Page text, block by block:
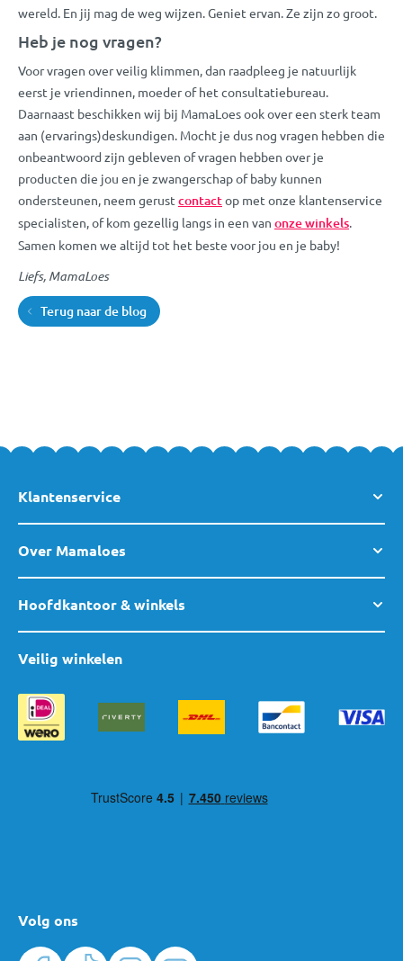
wereld. En jij mag de weg wijzen. Geniet ervan. Ze zijn zo groot.
Heb je nog vragen?
Voor vragen over veilig klimmen, dan raadpleeg je natuurlijk
eerst je vriendinnen, moeder of het consultatiebureau.
Daarnaast beschikken wij bij MamaLoes ook over een sterk team
aan (ervarings)deskundigen. Mocht je dus nog vragen hebben die
onbeantwoord zijn gebleven of vragen hebben over je
producten die jou en je zwangerschap of baby kunnen
ondersteunen, neem gerust contactop met onze klantenservice
specialisten, of kom gezellig langs in een van onze winkels.
Samen komen we altijd tot het beste voor jou en je baby!
Liefs, MamaLoes
Terug naar de blog
Klantenservice
Over Mamaloes
Hoofdkantoor & winkels
Volg ons
Veilig winkelen